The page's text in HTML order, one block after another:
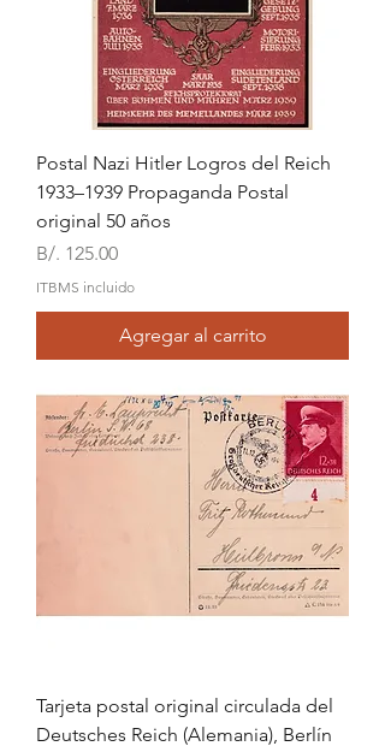
Postal Nazi Hitler Logros del Reich
1933–1939 Propaganda Postal
original 50 años
Precio
B/. 125.00
ITBMS incluido
Agregar al carrito
Tarjeta postal original circulada del
Deutsches Reich (Alemania), Berlín